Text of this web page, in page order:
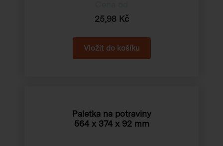
25,98 Kč
Paletka na potraviny
564 x 374 x 92 mm